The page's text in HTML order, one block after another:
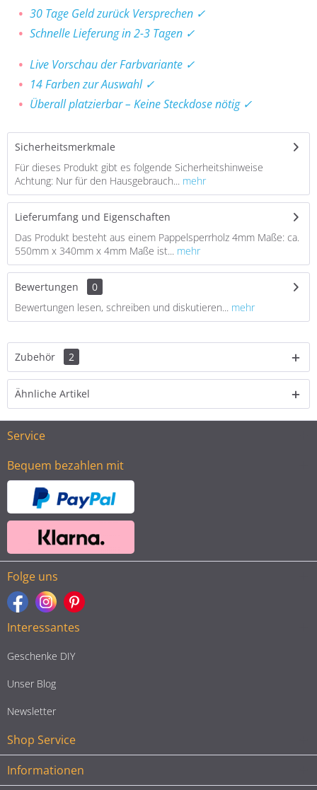
30 Tage Geld zurück Versprechen ✓
Schnelle Lieferung in 2-3 Tagen ✓
Live Vorschau der Farbvariante ✓
14 Farben zur Auswahl ✓
Überall platzierbar – Keine Steckdose nötig ✓
Sicherheitsmerkmale
Für dieses Produkt gibt es folgende Sicherheitshinweise
Achtung: Nur für den Hausgebrauch... mehr
Lieferumfang und Eigenschaften
Das Produkt besteht aus einem Pappelsperrholz 4mm Maße: ca.
550mm x 340mm x 4mm Maße ist... mehr
Bewertungen
0
Bewertungen lesen, schreiben und diskutieren... mehr
Zubehör 2
Ähnliche Artikel
Service
Bequem bezahlen mit
Folge uns
Interessantes
Geschenke DIY
Unser Blog
Newsletter
Shop Service
Informationen